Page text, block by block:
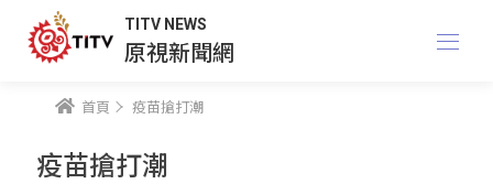
TITV NEWS
原視新聞網
首頁 疫苗搶打潮
疫苗搶打潮